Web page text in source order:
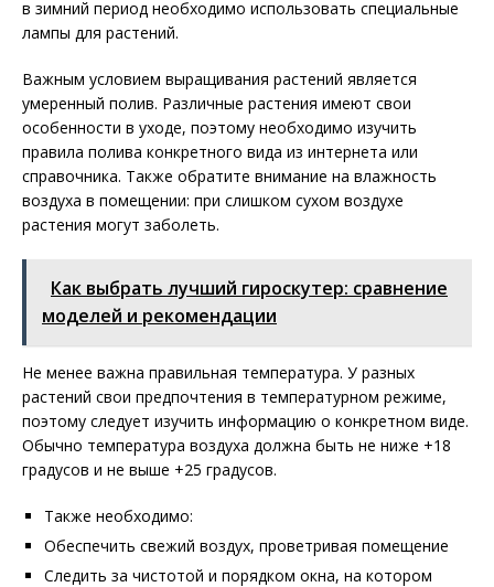
в зимний период необходимо использовать специальные
лампы для растений.
Важным условием выращивания растений является
умеренный полив. Различные растения имеют свои
особенности в уходе, поэтому необходимо изучить
правила полива конкретного вида из интернета или
справочника. Также обратите внимание на влажность
воздуха в помещении: при слишком сухом воздухе
растения могут заболеть.
Как выбрать лучший гироскутер: сравнение
моделей и рекомендации
Не менее важна правильная температура. У разных
растений свои предпочтения в температурном режиме,
поэтому следует изучить информацию о конкретном виде.
Обычно температура воздуха должна быть не ниже +18
градусов и не выше +25 градусов.
Также необходимо:
Обеспечить свежий воздух, проветривая помещение
Следить за чистотой и порядком окна, на котором